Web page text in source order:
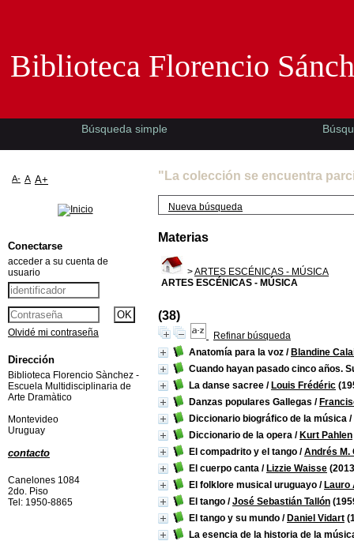
"La colección se encuentra
Nueva búsqueda
Materias
>ARTES ESCÉNICAS - MÚSICA
ARTES ESCÉNICAS - MÚSICA
(38)
Refinar búsqueda
Anatomía para la voz / Blandine
Cuando hayan pasado cinco años.
La danse sacree / Louis Frédéric
Danzas populares Gallegas /
Diccionario biográfico de la música /
Diccionario de la opera / Kurt Pahlen
El compadrito y el tango /Andrés M.
El cuerpo canta / Lizzie Waisse
El folklore musical uruguayo / Lauro
El tango /José Sebastián Tallón
El tango y su mundo / Daniel Vidart
La esencia de la historia de la
Biblioteca Florencio
Búsqueda simple
A- A A+
Conectarse
acceder a su cuenta de
usuario
Olvidé mi contraseña
Dirección
Biblioteca Florencio Sànchez -
Escuela Multidisciplinaria de
Arte Dramàtico
Montevideo
Uruguay
contacto
Canelones 1084
2do. Piso
Tel: 1950-8865